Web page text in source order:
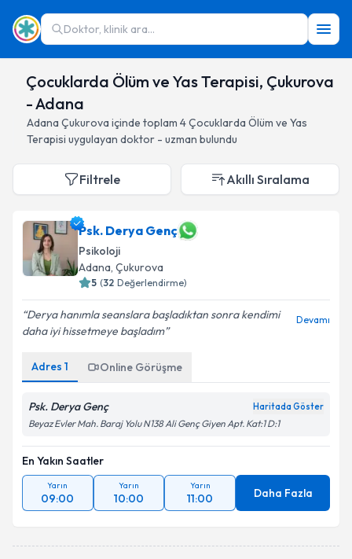
Doktor, klinik ara...
Çocuklarda Ölüm ve Yas Terapisi, Çukurova
- Adana
Adana Çukurova içinde toplam 4Çocuklarda Ölüm ve Yas
Terapisi uygulayan doktor - uzman bulundu
Filtrele Akıllı Sıralama
Psk. Derya Genç
Psikoloji
Adana, Çukurova
5 (32 Değerlendirme)
Derya hanımla seanslara başladıktan sonra kendimi
daha iyi hissetmeye başladım
Devamı
Adres 1 Online Görüşme
Psk. Derya Genç Haritada Göster
Beyaz Evler Mah. Baraj Yolu N138 Ali Genç Giyen Apt. Kat:1 D:1
En Yakın Saatler
Yarın
09:00
Yarın
10:00
Yarın
11:00 Daha Fazla